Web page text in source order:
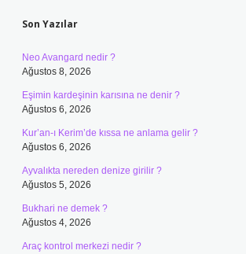
Son Yazılar
Neo Avangard nedir ?
Ağustos 8, 2026
Eşimin kardeşinin karısına ne denir ?
Ağustos 6, 2026
Kur’an-ı Kerim’de kıssa ne anlama gelir ?
Ağustos 6, 2026
Ayvalıkta nereden denize girilir ?
Ağustos 5, 2026
Bukhari ne demek ?
Ağustos 4, 2026
Araç kontrol merkezi nedir ?